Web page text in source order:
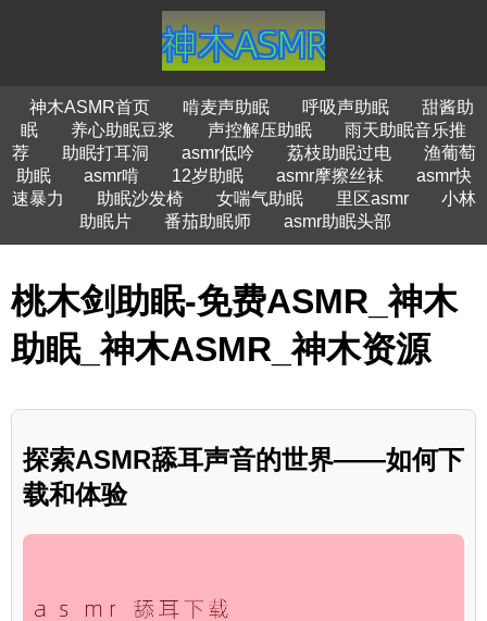
神木ASMR首页 啃麦声助眠 呼吸声助眠
甜酱助
眠
养心助眠豆浆 声控解压助眠
雨天助眠音乐推
荐
助眠打耳洞 asmr低吟 荔枝助眠过电
渔葡萄
助眠
asmr啃 12岁助眠 asmr摩擦丝袜
asmr快
速暴力
助眠沙发椅 女喘气助眠 里区asmr
小林
助眠片
番茄助眠师 asmr助眠头部
桃木剑助眠-免费ASMR_神木
助眠_神木ASMR_神木资源
探索ASMR舔耳声音的世界——如何下
载和体验